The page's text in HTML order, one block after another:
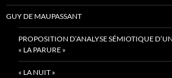
GUY DE MAUPASSANT
PROPOSITION D’ANALYSE SÉMIOTIQUE
« LA PARURE »
« LA NUIT »